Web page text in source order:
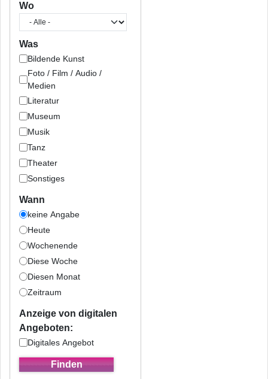
Wo
Was
Bildende Kunst
Foto / Film / Audio /
Medien
Literatur
Museum
Musik
Tanz
Theater
Sonstiges
Wann
keine Angabe
Heute
Wochenende
Diese Woche
Diesen Monat
Zeitraum
Anzeige von digitalen
Angeboten:
Digitales Angebot